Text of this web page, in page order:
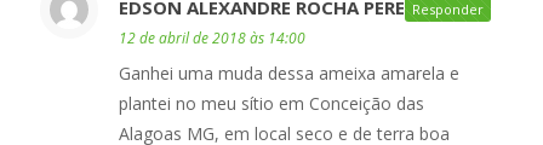
EDSON ALEXANDRE ROCHA PEREIRA disse:
12 de abril de 2018 às 14:00
Ganhei uma muda dessa ameixa amarela e
plantei no meu sítio em Conceição das
Alagoas MG, em local seco e de terra boa
Responder